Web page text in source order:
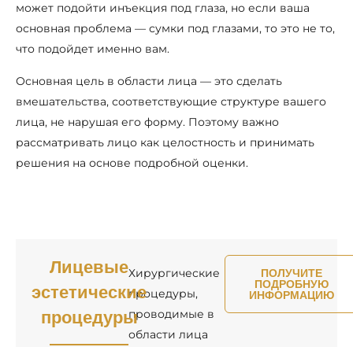
может подойти инъекция под глаза, но если ваша
основная проблема — сумки под глазами, то это не то,
что подойдет именно вам.
Основная цель в области лица — это сделать
вмешательства, соответствующие структуре вашего
лица, не нарушая его форму. Поэтому важно
рассматривать лицо как целостность и принимать
решения на основе подробной оценки.
Лицевые
эстетические
процедуры
Хирургические
процедуры,
проводимые в
области лица
ПОЛУЧИТЕ
ПОДРОБНУЮ
ИНФОРМАЦИЮ